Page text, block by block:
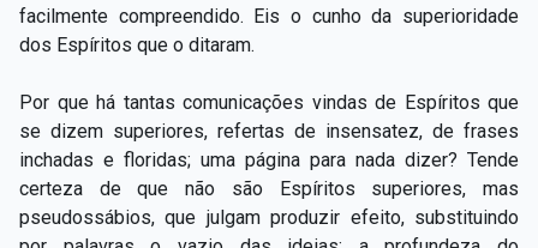
facilmente compreendido. Eis o cunho da superioridade
dos Espíritos que o ditaram.
Por que há tantas comunicações vindas de Espíritos que
se dizem superiores, refertas de insensatez, de frases
inchadas e floridas; uma página para nada dizer? Tende
certeza de que não são Espíritos superiores, mas
pseudossábios, que julgam produzir efeito, substituindo